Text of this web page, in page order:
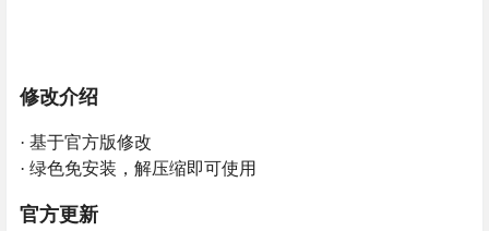
修改介绍
· 基于官方版修改
· 绿色免安装，解压缩即可使用
官方更新